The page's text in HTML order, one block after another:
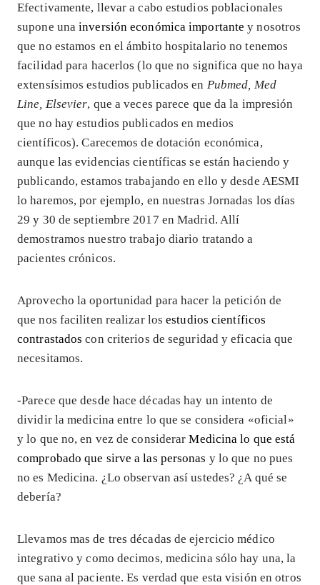
Efectivamente, llevar a cabo estudios poblacionales
supone unainversión económica importante y nosotros
que no estamos en el ámbito hospitalario no tenemos
facilidad para hacerlos (lo que no significa que no haya
extensísimos estudios publicados en Pubmed, Med
Line, Elsevier, que a veces parece que da la impresión
que no hay estudios publicados en medios
científicos). Carecemos de dotación económica,
aunque las evidencias científicas se están haciendo y
publicando, estamos trabajando en ello y desde AESMI
lo haremos, por ejemplo, en nuestras Jornadas los días
29 y 30 de septiembre 2017 en Madrid. Allí
demostramos nuestro trabajo diario tratando a
pacientes crónicos.
Aprovecho la oportunidad para hacer la petición de
que nos faciliten realizar losestudios científicos
contrastados con criterios de seguridad y eficacia que
necesitamos.
-Parece que desde hace décadas hay un intento de
dividir la medicina entre lo que se considera «oficial»
y lo que no, en vez de considerarMedicina lo que está
comprobado que sirve a las personas y lo que no pues
no es Medicina. ¿Lo observan así ustedes? ¿A qué se
debería?
Llevamos mas de tres décadas de ejercicio médico
integrativo y como decimos, medicina sólo hay una, la
que sana al paciente. Es verdad que esta visión en otros